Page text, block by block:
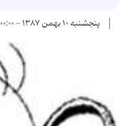
پنجشنبه ۱۰ بهمن ۱۳۸۷ - ۰۰:۰۰